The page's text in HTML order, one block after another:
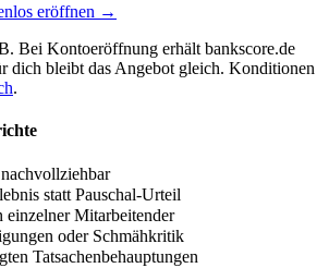
eröffnen →
Bei Kontoeröffnung erhält bankscore.de
dich bleibt das Angebot gleich. Konditionen
.
statt Pauschal-Urteil
einzelner Mitarbeitender
oder Schmähkritik
Tatsachenbehauptungen